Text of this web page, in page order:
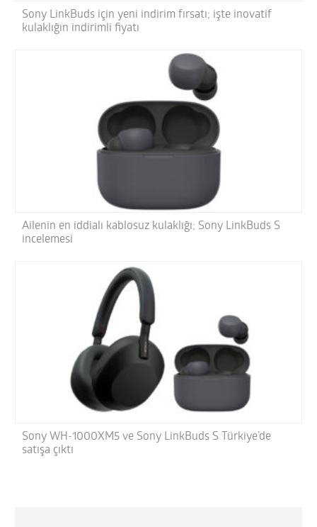
Sony LinkBuds için yeni indirim fırsatı; işte inovatif
kulaklığın indirimli fiyatı
Ailenin en iddialı kablosuz kulaklığı; Sony LinkBuds S
incelemesi
Sony WH-1000XM5 ve Sony LinkBuds S Türkiye’de
satışa çıktı